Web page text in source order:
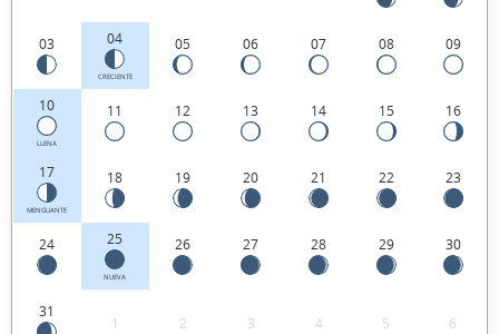
España.
03 04
CRECIENTE
05 06 07 08 09
10
LLENA
11 12 13 14 15 16
17
MENGUANTE
18 19 20 21 22 23
24 25
NUEVA
26 27 28 29 30
31
1 2 3 4 5 6